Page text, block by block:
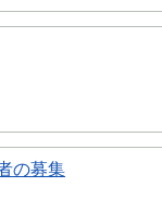
の募集